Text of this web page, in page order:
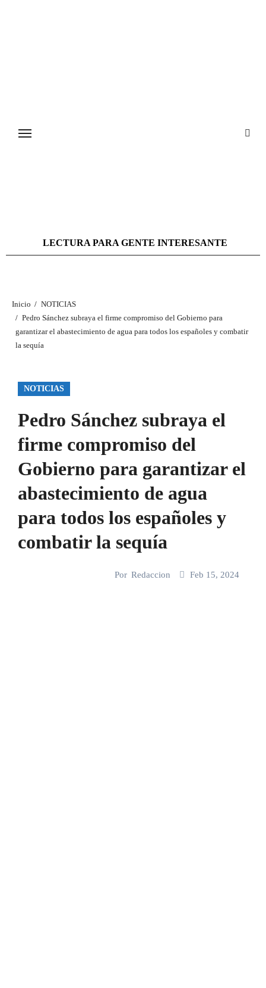
LECTURA PARA GENTE INTERESANTE
Inicio
NOTICIAS
Pedro Sánchez subraya el firme compromiso del Gobierno para
garantizar el abastecimiento de agua para todos los españoles y combatir
la sequía
NOTICIAS
Pedro Sánchez subraya el
firme compromiso del
Gobierno para garantizar el
abastecimiento de agua
para todos los españoles y
combatir la sequía
Por Redaccion Feb 15, 2024